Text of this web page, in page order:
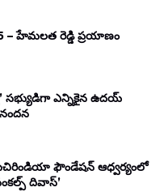
– హేమలత రెడ్డి ప్రయాణం
సభ్యుడిగా ఎన్నికైన ఉదయ్
ఫౌండేషన్ ఆధ్వర్యంలో
దివాస్’